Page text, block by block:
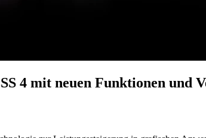
4 mit neuen Funktionen und